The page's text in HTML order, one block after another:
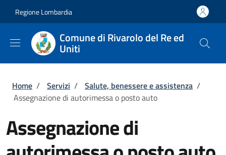
Regione Lombardia
Comune di Rivarolo del Re ed
Uniti
Briciole di pane
Home / Servizi / Salute, benessere e assistenza /
Assegnazione di autorimessa o posto auto
Assegnazione di